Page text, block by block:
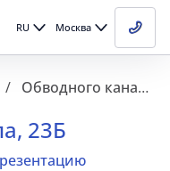
RU Москва
Обводного канала, 23Б
23Б